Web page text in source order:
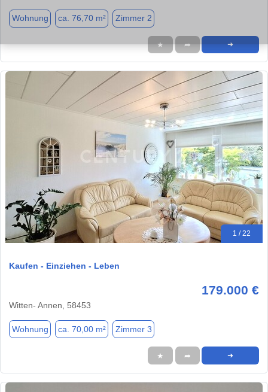
Wohnung ca. 76,70 m² Zimmer 2
★ ➦ ➜
1 / 22
Kaufen - Einziehen - Leben
179.000 €
Witten- Annen, 58453
Wohnung ca. 70,00 m² Zimmer 3
★ ➦ ➜